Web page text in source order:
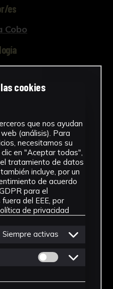
es
Cobo
Ficha
cookies
que nos ayudan
(análisis). Para
necesitamos su
en "Aceptar todas",
tratamiento de datos
incluye, por un
de acuerdo
para el
del EEE, por
de privacidad
Siempre activas
Permitir cookies